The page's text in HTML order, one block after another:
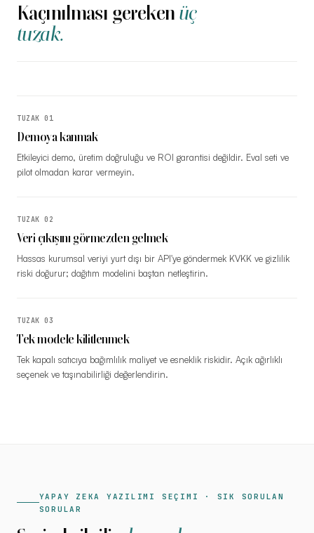
Kaçınılması gereken üç
tuzak.
TUZAK 01
Demoya kanmak
Etkileyici demo, üretim doğruluğu ve ROI garantisi değildir. Eval seti ve
pilot olmadan karar vermeyin.
TUZAK 02
Veri çıkışını görmezden gelmek
Hassas kurumsal veriyi yurt dışı bir API'ye göndermek KVKK ve gizlilik
riski doğurur; dağıtım modelini baştan netleştirin.
TUZAK 03
Tek modele kilitlenmek
Tek kapalı satıcıya bağımlılık maliyet ve esneklik riskidir. Açık ağırlıklı
seçenek ve taşınabilirliği değerlendirin.
YAPAY ZEKA YAZILIMI SEÇIMI · SIK SORULAN
SORULAR